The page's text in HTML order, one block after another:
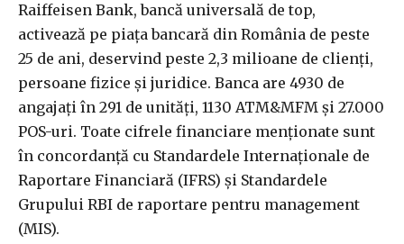
Raiffeisen Bank, bancă universală de top,
activează pe piaţa bancară din România de peste
25 de ani, deservind peste 2,3 milioane de clienţi,
persoane fizice şi juridice. Banca are 4930 de
angajaţi în 291 de unităţi, 1130 ATM&MFM şi 27.000
POS-uri. Toate cifrele financiare menţionate sunt
în concordanţă cu Standardele Internaţionale de
Raportare Financiară (IFRS) şi Standardele
Grupului RBI de raportare pentru management
(MIS).